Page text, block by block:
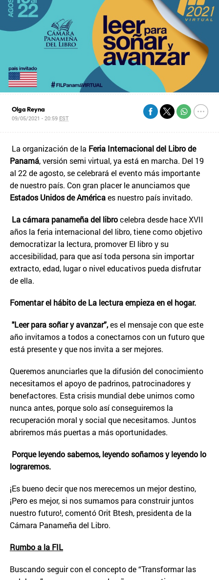
Olga Reyna
09/05/2021 - 20:59 EST
La organización de la Feria Internacional del Libro de
Panamá, versión semi virtual, ya está en marcha. Del 19
al 22 de agosto, se celebrará el evento más importante
de nuestro país. Con gran placer le anunciamos que
Estados Unidos de Américaes nuestro país invitado.
La cámara panameña del librocelebra desde hace XVII
años la feria internacional del libro, tiene como objetivo
democratizar la lectura, promover El libro y su
accesibilidad, para que así toda persona sin importar
extracto, edad, lugar o nivel educativos pueda disfrutar
de ella.
Fomentar el hábito de La lectura empieza en el hogar.
"Leer para soñar y avanzar”,es el mensaje con que este
año invitamos a todos a conectarnos con un futuro que
está presente y que nos invita a ser mejores.
Queremos anunciarles que la difusión del conocimiento
necesitamos el apoyo de padrinos, patrocinadores y
benefactores. Esta crisis mundial debe unirnos como
nunca antes, porque solo así conseguiremos la
recuperación moral y social que necesitamos. Juntos
abriremos más puertas a más oportunidades.
Porque leyendo sabemos, leyendo soñamos y leyendo lo
lograremos.
¡Es bueno decir que nos merecemos un mejor destino,
¡Pero es mejor, si nos sumamos para construir juntos
nuestro futuro!, comentó Orit Btesh, presidenta de la
Cámara Panameña del Libro.
Rumbo a la FIL
Buscando seguir con el concepto de “Transformar las